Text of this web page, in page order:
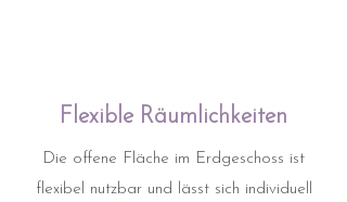
Flexible Räumlichkeiten
Die offene Fläche im Erdgeschoss ist
flexibel nutzbar und lässt sich individuell